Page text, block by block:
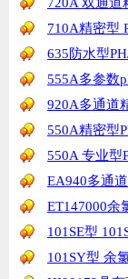
710A精密型
635防水型
555A多参数
920A多通道
550A精密型
550A 专业型
EA940多通
ET147000余
101SE型
101SY型 余